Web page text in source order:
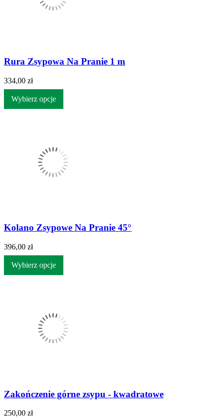
Rura Zsypowa Na Pranie 1 m
334,00 zł
Wybierz opcje
Kolano Zsypowe Na Pranie 45°
396,00 zł
Wybierz opcje
Zakończenie górne zsypu - kwadratowe
250,00 zł